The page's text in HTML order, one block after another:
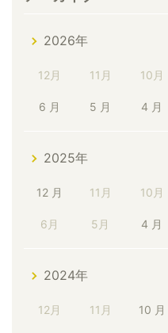
2026年
12月 11月 10月
6 月 5 月 4 月
2025年
12 月 11月 10月
6月 5月 4 月
2024年
12月 11月 10 月